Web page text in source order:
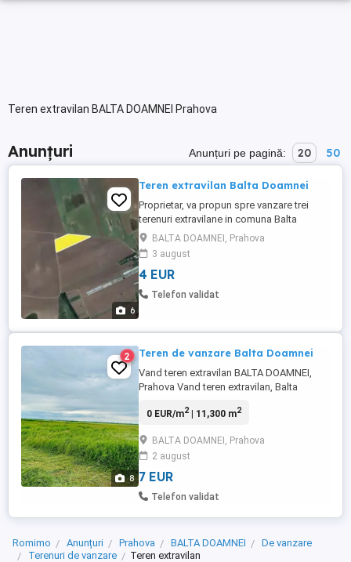
Teren extravilan BALTA DOAMNEI Prahova
Anunțuri Anunțuri pe pagină: 20 50
6
Teren extravilan Balta Doamnei
Proprietar, va propun spre vanzare trei
terenuri extravilane in comuna Balta
Doamnei. -Teren extravilan 5790 mp in
comuna Balta Doamnei, sat Lacu Turcului
- Deschidere 50 m, Parcela A.535 57; Teren
extravilan 4020 mp in comuna Balta
Doamnei, sat Lacu Turcului Deschidere 12
BALTA DOAMNEI, Prahova
3 august
4 EUR
Telefon validat
8
2 Teren de vanzare Balta Doamnei
Vand teren extravilan BALTA DOAMNEI,
Prahova Vand teren extravilan, Balta
extravilan, 11300mp In Judetul Prahova,
Turcului , la 40Km de Bucuresti si 30Km de
Ploiesti, 10km de DN1, 1km de Autostrada
Bucuresti-Brasov. Terenul este amplasat ...
0 EUR/m2| 11,300 m2
BALTA DOAMNEI, Prahova
2 august
7 EUR
Telefon validat
Romimo Anunțuri Prahova BALTA DOAMNEI
De vanzare
Terenuri de vanzare
Teren extravilan